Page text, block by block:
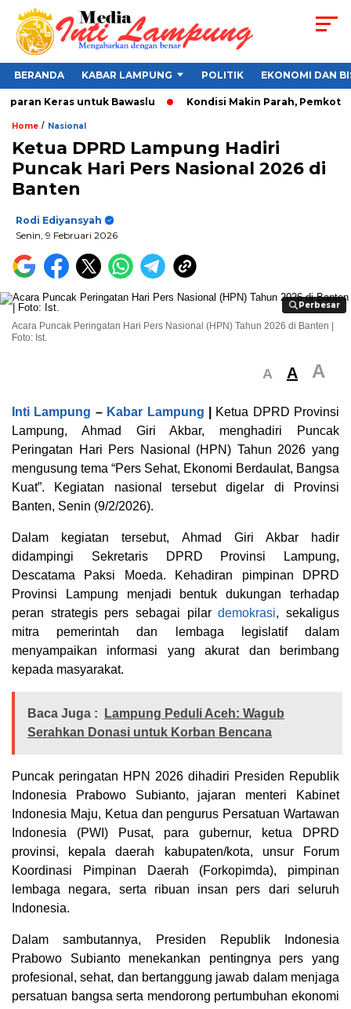
BERANDA KABAR LAMPUNG POLITIK EKONOMI DAN
Keras untuk Bawaslu Kondisi Makin Parah, Pemkot
Home / Nasional
Ketua DPRD Lampung Hadiri
Puncak Hari Pers Nasional 2026 di
Banten
Rodi Ediyansyah
Senin, 9 Februari 2026
Perbesar
Perbesar
Acara Puncak Peringatan Hari Pers Nasional (HPN) Tahun 2026 di Banten |
Foto: Ist.
A A A
Inti Lampung – Kabar Lampung
Ketua DPRD Provinsi
Lampung, Ahmad Giri Akbar, menghadiri Puncak
Peringatan Hari Pers Nasional (HPN) Tahun 2026 yang
mengusung tema “Pers Sehat, Ekonomi Berdaulat, Bangsa
Kuat”. Kegiatan nasional tersebut digelar di Provinsi
Banten, Senin (9/2/2026).
Dalam kegiatan tersebut, Ahmad Giri Akbar hadir
didampingi Sekretaris DPRD Provinsi Lampung,
Descatama Paksi Moeda. Kehadiran pimpinan DPRD
Provinsi Lampung menjadi bentuk dukungan terhadap
peran strategis pers sebagai pilardemokrasi, sekaligus
mitra pemerintah dan lembaga legislatif dalam
menyampaikan informasi yang akurat dan berimbang
kepada masyarakat.
Baca Juga :
Lampung Peduli Aceh: Wagub
Serahkan Donasi untuk Korban Bencana
Puncak peringatan HPN 2026 dihadiri Presiden Republik
Indonesia Prabowo Subianto, jajaran menteri Kabinet
Indonesia Maju, Ketua dan pengurus Persatuan Wartawan
Indonesia (PWI) Pusat, para gubernur, ketua DPRD
provinsi, kepala daerah kabupaten/kota, unsur Forum
Koordinasi Pimpinan Daerah (Forkopimda), pimpinan
lembaga negara, serta ribuan insan pers dari seluruh
Indonesia.
Dalam sambutannya, Presiden Republik Indonesia
Prabowo Subianto menekankan pentingnya pers yang
profesional, sehat, dan bertanggung jawab dalam menjaga
persatuan bangsa serta mendorong pertumbuhan ekonomi